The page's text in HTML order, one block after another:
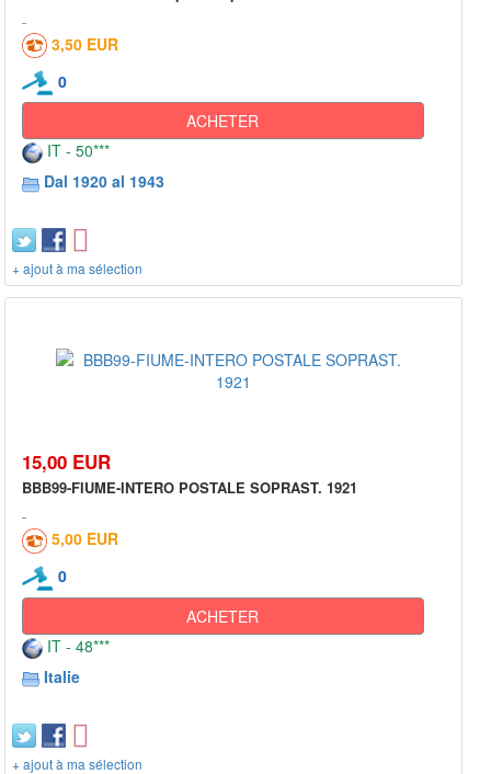
3,50 EUR
0
ACHETER
IT - 50***
Dal 1920 al 1943
+ ajout à ma sélection
15,00 EUR
BBB99-FIUME-INTERO POSTALE SOPRAST. 1921
5,00 EUR
0
ACHETER
IT - 48***
Italie
+ ajout à ma sélection